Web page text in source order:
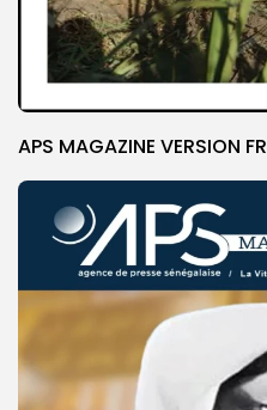
APS MAGAZINE VERSION FR